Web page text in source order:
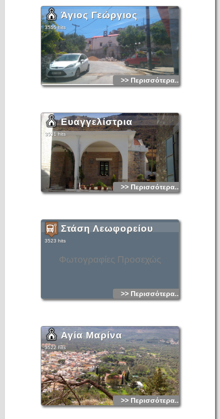
Άγιος Γεώργιος
3555 hits
>> Περισσότερα...
Ευαγγελίστρια
3531 hits
>> Περισσότερα...
Φωτογραφίες Προσεχώς
Στάση Λεωφορείου
3523 hits
>> Περισσότερα...
Αγία Μαρίνα
3522 hits
>> Περισσότερα...